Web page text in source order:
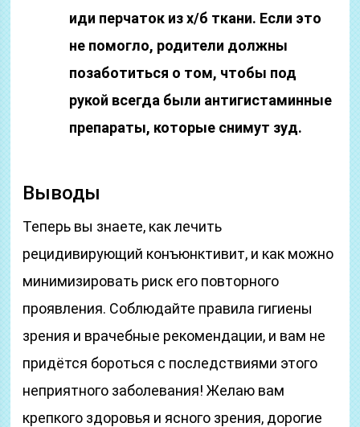
иди перчаток из х/б ткани. Если это
не помогло, родители должны
позаботиться о том, чтобы под
рукой всегда были антигистаминные
препараты, которые снимут зуд.
Выводы
Теперь вы знаете, как лечить
рецидивирующий конъюнктивит, и как можно
минимизировать риск его повторного
проявления. Соблюдайте правила гигиены
зрения и врачебные рекомендации, и вам не
придётся бороться с последствиями этого
неприятного заболевания! Желаю вам
крепкого здоровья и ясного зрения, дорогие